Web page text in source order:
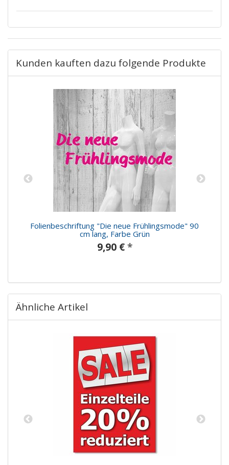
Kunden kauften dazu folgende Produkte
Folienbeschriftung "Die neue Frühlingsmode" 90
cm lang, Farbe Grün
9,90 € *
Ähnliche Artikel